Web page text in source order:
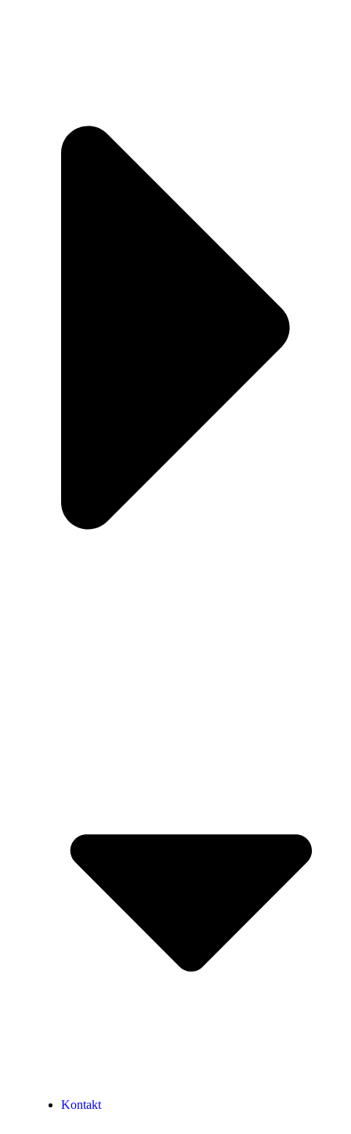
Kontakt